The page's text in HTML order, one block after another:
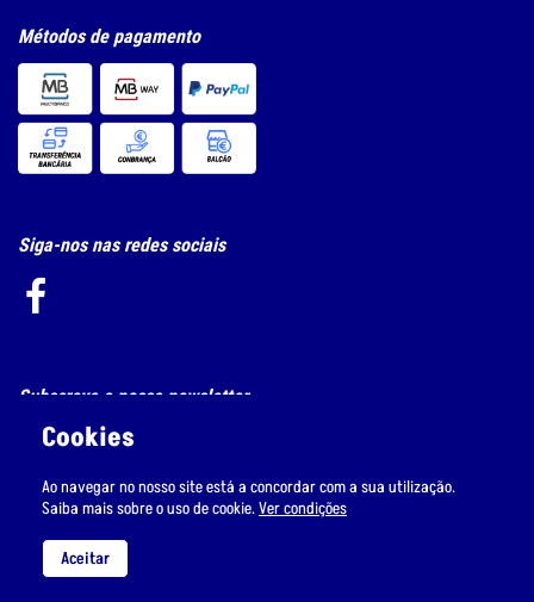
Métodos de pagamento
Siga-nos nas redes sociais
Subscreva a nossa newsletter
Cookies
Ao navegar no nosso site está a concordar com a sua utilização.
Saiba mais sobre o uso de cookie.Ver condições
Aceitar